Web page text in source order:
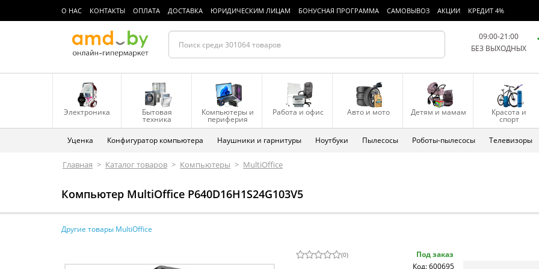
О НАС КОНТАКТЫ ОПЛАТА ДОСТАВКА ЮРИДИЧЕСКИМ ЛИЦАМ БОНУСНАЯ ПРОГРАММА САМОВЫВОЗ АКЦИИ КРЕДИТ 4%
09:00-21:00
БЕЗ ВЫХОДНЫХ
Электроника Бытовая
техника
Компьютеры и
периферия
Работа и офис Авто и мото Детям и мамам Красота и
спорт
Уценка Конфигуратор компьютера Наушники и гарнитуры Ноутбуки Пылесосы Роботы-пылесосы Телевизоры
Главная > Каталог товаров > Компьютеры > MultiOffice
Компьютер MultiOffice P640D16H1S24G103V5
Другие товары MultiOffice
(0)
Под заказ
Код: 600695